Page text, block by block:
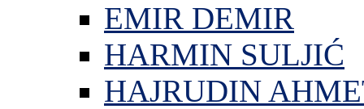
EMIR DEMIR
HARMIN SULJIĆ
HAJRUDIN